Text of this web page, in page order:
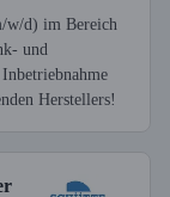
w/d) im Bereich
und
Herstellers!